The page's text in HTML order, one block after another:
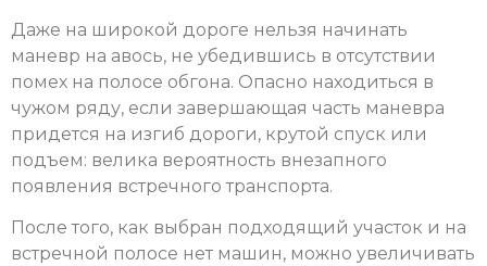
Даже на широкой дороге нельзя начинать
маневр на авось, не убедившись в отсутствии
помех на полосе обгона. Опасно находиться в
чужом ряду, если завершающая часть маневра
придется на изгиб дороги, крутой спуск или
подъем: велика вероятность внезапного
появления встречного транспорта.
После того, как выбран подходящий участок и на
встречной полосе нет машин, можно увеличивать